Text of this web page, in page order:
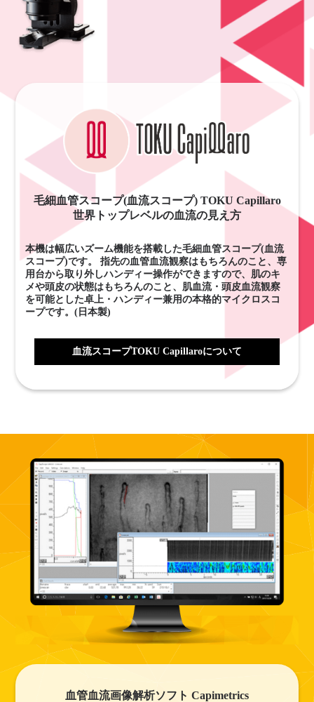
毛細血管スコープ(血流スコープ) TOKU Capillaro
世界トップレベルの血流の見え方
本機は幅広いズーム機能を搭載した毛細血管スコープ(血流
スコープ)です。 指先の血管血流観察はもちろんのこと、専
用台から取り外しハンディー操作ができますので、肌のキ
メや頭皮の状態はもちろんのこと、肌血流・頭皮血流観察
を可能とした卓上・ハンディー兼用の本格的マイクロスコ
ープです。(日本製)
血流スコープTOKU Capillaroについて
血管血流画像解析ソフト Capimetrics